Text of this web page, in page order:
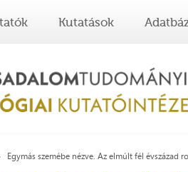
Kutatások
Egymás szemébe nézve. Az elmúlt fél évszázad